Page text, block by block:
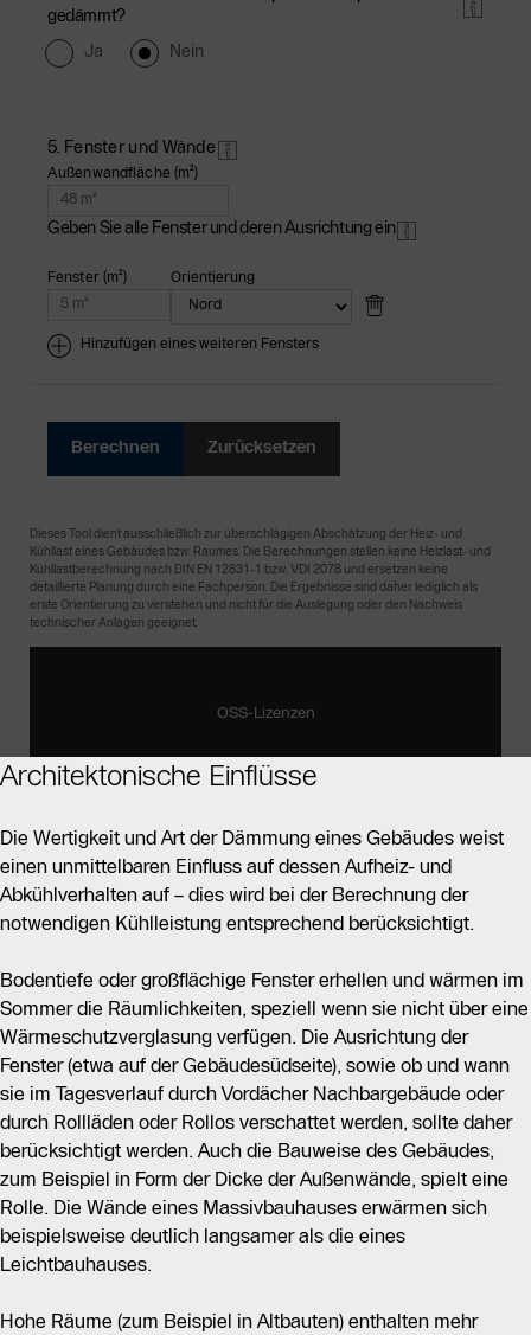
Architektonische Einflüsse
Die Wertigkeit und Art der Dämmung eines Gebäudes weist
einen unmittelbaren Einfluss auf dessen Aufheiz- und
Abkühlverhalten auf – dies wird bei der Berechnung der
notwendigen Kühlleistung entsprechend berücksichtigt.
Bodentiefe oder großflächige Fenster erhellen und wärmen im
Sommer die Räumlichkeiten, speziell wenn sie nicht über eine
Wärmeschutzverglasung verfügen. Die Ausrichtung der
Fenster (etwa auf der Gebäudesüdseite), sowie ob und wann
sie im Tagesverlauf durch Vordächer Nachbargebäude oder
durch Rollläden oder Rollos verschattet werden, sollte daher
berücksichtigt werden. Auch die Bauweise des Gebäudes,
zum Beispiel in Form der Dicke der Außenwände, spielt eine
Rolle. Die Wände eines Massivbauhauses erwärmen sich
beispielsweise deutlich langsamer als die eines
Leichtbauhauses.
Hohe Räume (zum Beispiel in Altbauten) enthalten mehr